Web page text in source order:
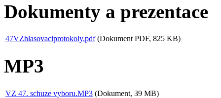
Dokumenty a prezentace
47VZhlasovaciprotokoly.pdf(Dokument PDF, 825 KB)
MP3
VZ 47. schuze vyboru.MP3 (Dokument, 39 MB)